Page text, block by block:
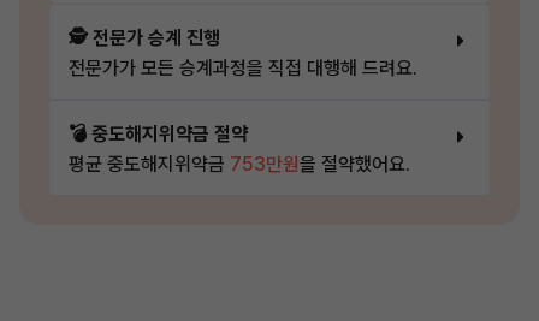
🕵️ 전문가 승계 진행
전문가가 모든 승계과정을 직접 대행해 드려요.
💣 중도해지위약금 절약
평균 중도해지위약금 753만원을 절약했어요.